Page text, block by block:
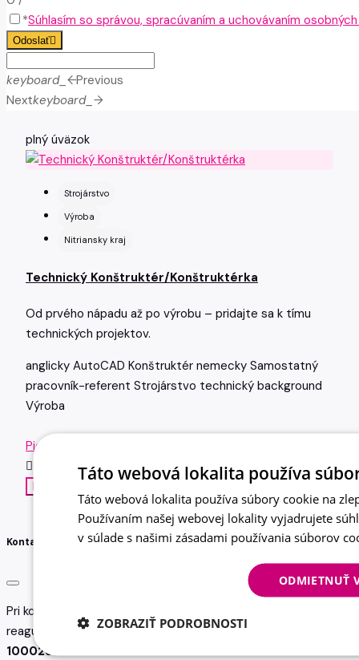
*Súhlasím so správou, spracúvaním a uchovávaním
Odoslať
keyboard_arrow_leftPrevious
Nextkeyboard_arrow_right
plný úväzok
Strojárstvo
Výroba
Nitriansky kraj
Technický Konštruktér/Konštruktérka
Od prvého nápadu až po výrobu – pridajte sa k tímu
technických projektov.
anglicky AutoCAD Konštruktér nemecky Samostatný
pracovník-referent Strojárstvo technický background
Výroba
Piek Soňa
Počet zobrazení: 88x
Kontaktujte nás
Pri kontakte uveďte referenčné číslo pozície, na ktorú
reagujete
100029969
Táto webová lokalita používa
Táto webová lokalita používa súbory cookie na
Používaním našej webovej lokality vyjadrujete
v súlade s našimi zásadami používania súborov
ODMIETNUŤ
ZOBRAZIŤ PODROBNOSTI